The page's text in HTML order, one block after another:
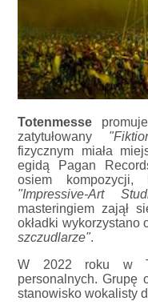
Totenmesse
zatytułowany
fizycznym miała
egidą Pagan
osiem kompozycji,
"Impressive-Art
masteringiem zajął
okładki wykorzystano
szczudlarze".
W 2022 roku w
personalnych. Grupę
stanowisko wokalisty